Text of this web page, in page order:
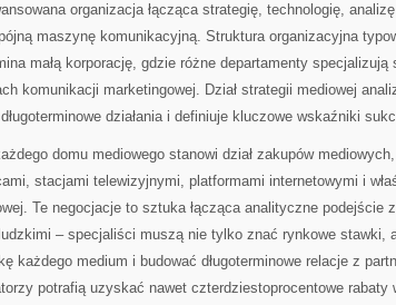
organizacja łącząca strategię, technologię,
maszynę komunikacyjną. Struktura organizacyjna
małą korporację, gdzie różne departamenty specjalizują
komunikacji marketingowej. Dział strategii mediowej
działania i definiuje kluczowe wskaźniki
domu mediowego stanowi dział zakupów
stacjami telewizyjnymi, platformami internetowymi i
Te negocjacje to sztuka łącząca analityczne podejście
– specjaliści muszą nie tylko znać rynkowe stawki,
każdego medium i budować długoterminowe relacje z
potrafią uzyskać nawet czterdziestoprocentowe rabaty